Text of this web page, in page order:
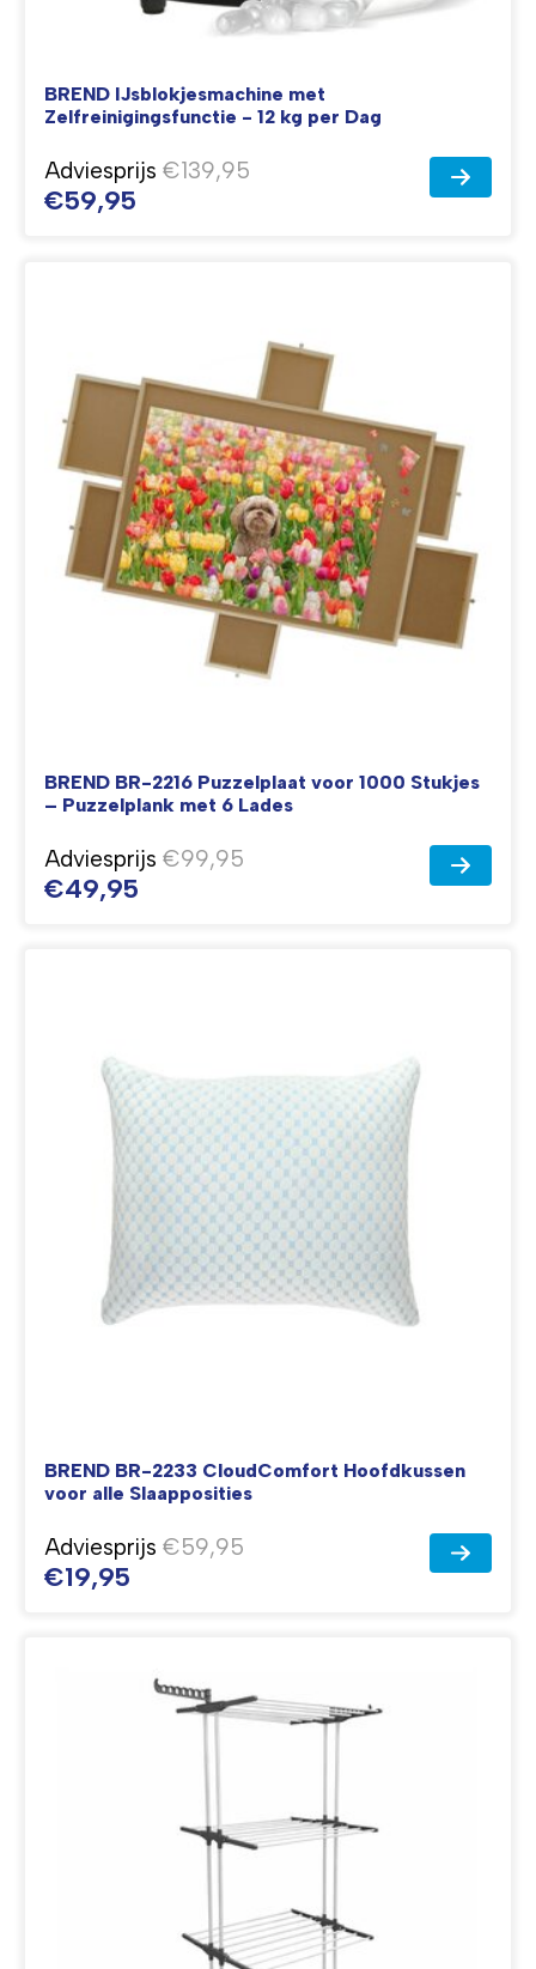
BREND IJsblokjesmachine met
Zelfreinigingsfunctie - 12 kg per Dag
Adviesprijs €139,95
€59,95
BREND BR-2216 Puzzelplaat voor 1000 Stukjes
– Puzzelplank met 6 Lades
Adviesprijs €99,95
€49,95
BREND BR-2233 CloudComfort Hoofdkussen
voor alle Slaapposities
Adviesprijs €59,95
€19,95